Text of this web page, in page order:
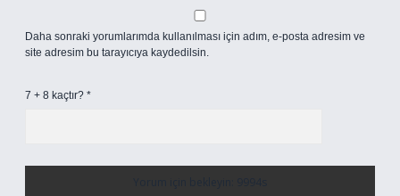
Daha sonraki yorumlarımda kullanılması için adım, e-posta adresim ve
site adresim bu tarayıcıya kaydedilsin.
7 + 8 kaçtır? *